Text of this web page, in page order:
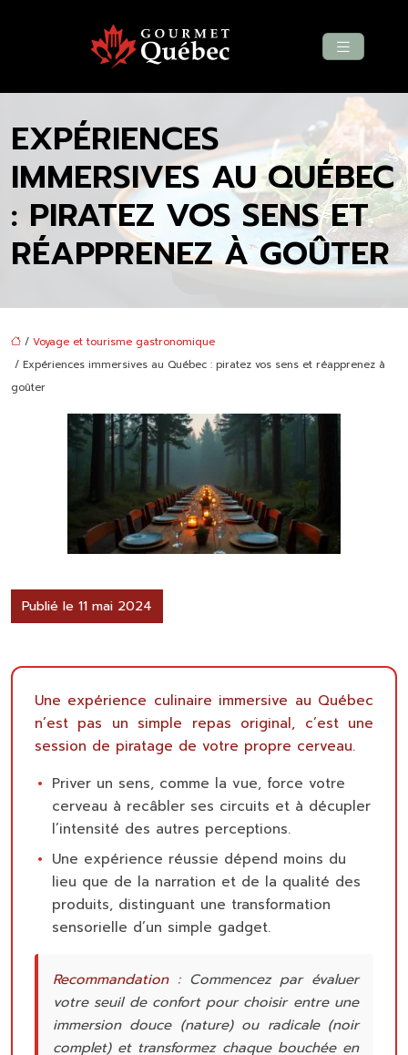
EXPÉRIENCES
IMMERSIVES AU QUÉBEC
: PIRATEZ VOS SENS ET
RÉAPPRENEZ À GOÛTER
/ Voyage et tourisme gastronomique
/ Expériences immersives au Québec : piratez vos sens et réapprenez à
goûter
Publié le 11 mai 2024
Une expérience culinaire immersive au Québec
n’est pas un simple repas original, c’est une
session de piratage de votre propre cerveau.
Priver un sens, comme la vue, force votre
cerveau à recâbler ses circuits et à décupler
l’intensité des autres perceptions.
Une expérience réussie dépend moins du
lieu que de la narration et de la qualité des
produits, distinguant une transformation
sensorielle d’un simple gadget.
Recommandation :Commencez par évaluer
votre seuil de confort pour choisir entre une
immersion douce (nature) ou radicale (noir
complet) et transformez chaque bouchée en